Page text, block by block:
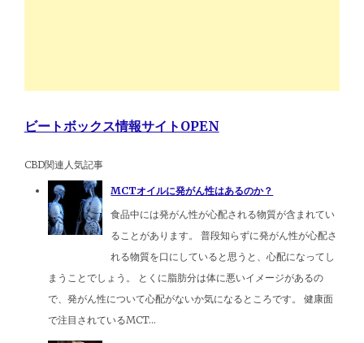
ビートボックス情報サイトOPEN
CBD関連人気記事
MCTオイルに発がん性はあるのか？
食品中には発がん性が心配される物質が含まれてい
ることがあります。 普段知らずに発がん性が心配さ
れる物質を口にしていると思うと、心配になってし
まうことでしょう。 とくに脂肪分は体に悪いイメージがあるの
で、発がん性について心配がないか気になるところです。 健康面
で注目されているMCT...